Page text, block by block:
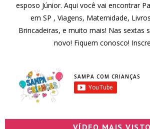
esposo Júnior. Aqui você vai encontrar
em SP , Viagens, Maternidade,
Brincadeiras, e muito mais! Nas sextas
novo! Fiquem conosco!
SAMPA COM CRIANÇAS